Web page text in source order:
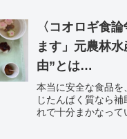
〈コオロギ食
ます」元農林
由”とは…
本当に安全な食品
じたんぱく質なら
れで十分まかなって